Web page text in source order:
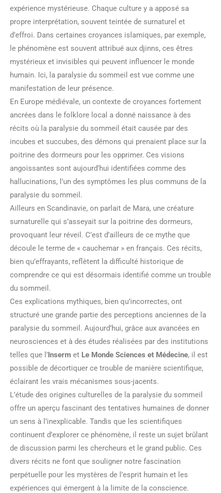
expérience mystérieuse. Chaque culture y a apposé sa
propre interprétation, souvent teintée de surnaturel et
d’effroi. Dans certaines croyances islamiques, par exemple,
le phénomène est souvent attribué aux djinns, ces êtres
mystérieux et invisibles qui peuvent influencer le monde
humain. Ici, la paralysie du sommeil est vue comme une
manifestation de leur présence.
En Europe médiévale, un contexte de croyances fortement
ancrées dans le folklore local a donné naissance à des
récits où la paralysie du sommeil était causée par des
incubes et succubes, des démons qui prenaient place sur la
poitrine des dormeurs pour les opprimer. Ces visions
angoissantes sont aujourd’hui identifiées comme des
hallucinations, l’un des symptômes les plus communs de la
paralysie du sommeil.
Ailleurs en Scandinavie, on parlait de Mara, une créature
surnaturelle qui s’asseyait sur la poitrine des dormeurs,
provoquant leur réveil. C’est d’ailleurs de ce mythe que
découle le terme de « cauchemar » en français. Ces récits,
bien qu’effrayants, reflètent la difficulté historique de
comprendre ce qui est désormais identifié comme un trouble
du sommeil.
Ces explications mythiques, bien qu’incorrectes, ont
structuré une grande partie des perceptions anciennes de la
paralysie du sommeil. Aujourd’hui, grâce aux avancées en
neurosciences et à des études réalisées par des institutions
telles que l’Inserm et Le Monde Sciences et Médecine, il est
possible de décortiquer ce trouble de manière scientifique,
éclairant les vrais mécanismes sous-jacents.
L’étude des origines culturelles de la paralysie du sommeil
offre un aperçu fascinant des tentatives humaines de donner
un sens à l’inexplicable. Tandis que les scientifiques
continuent d’explorer ce phénomène, il reste un sujet brûlant
de discussion parmi les chercheurs et le grand public. Ces
divers récits ne font que souligner notre fascination
perpétuelle pour les mystères de l’esprit humain et les
expériences qui émergent à la limite de la conscience.